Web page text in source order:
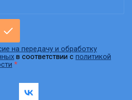
на передачу и обработку
в соответствии с политикой
*